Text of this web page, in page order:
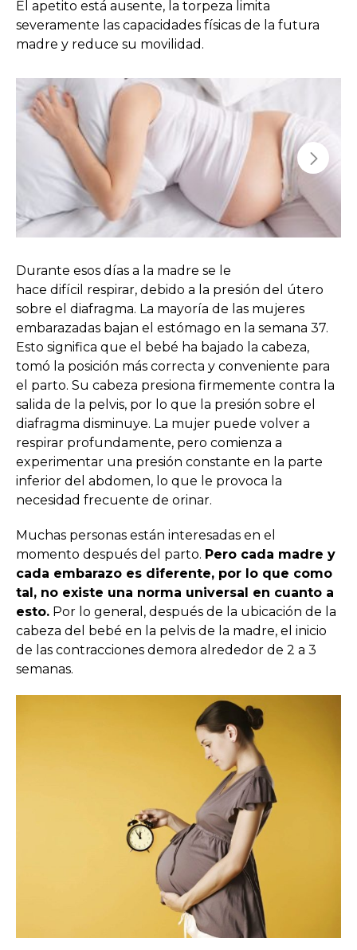
El apetito está ausente, la torpeza limita
severamente las capacidades físicas de la futura
madre y reduce su movilidad.
Durante esos días a la madre se le
hace difícil respirar, debido a la presión del útero
sobre el diafragma. La mayoría de las mujeres
embarazadas bajan el estómago en la semana 37.
Esto significa que el bebé ha bajado la cabeza,
tomó la posición más correcta y conveniente para
el parto. Su cabeza presiona firmemente contra la
salida de la pelvis, por lo que la presión sobre el
diafragma disminuye. La mujer puede volver a
respirar profundamente, pero comienza a
experimentar una presión constante en la parte
inferior del abdomen, lo que le provoca la
necesidad frecuente de orinar.
Muchas personas están interesadas en el
momento después del parto. Pero cada madre y
cada embarazo es diferente, por lo que como
tal, no existe una norma universal en cuanto a
esto. Por lo general, después de la ubicación de la
cabeza del bebé en la pelvis de la madre, el inicio
de las contracciones demora alrededor de 2 a 3
semanas.